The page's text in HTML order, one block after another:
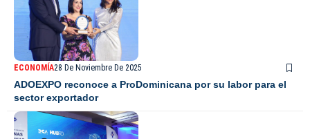
ECONOMÍA28 De Noviembre De 2025
ADOEXPO reconoce a ProDominicana por su labor para el
sector exportador